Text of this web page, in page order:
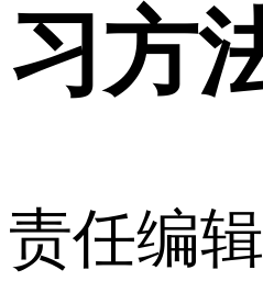
习方
责任编